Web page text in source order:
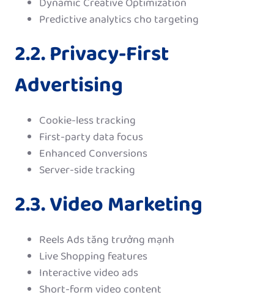
Dynamic Creative Optimization
Predictive analytics cho targeting
2.2. Privacy-First
Advertising
Cookie-less tracking
First-party data focus
Enhanced Conversions
Server-side tracking
2.3. Video Marketing
Reels Ads tăng trưởng mạnh
Live Shopping features
Interactive video ads
Short-form video content